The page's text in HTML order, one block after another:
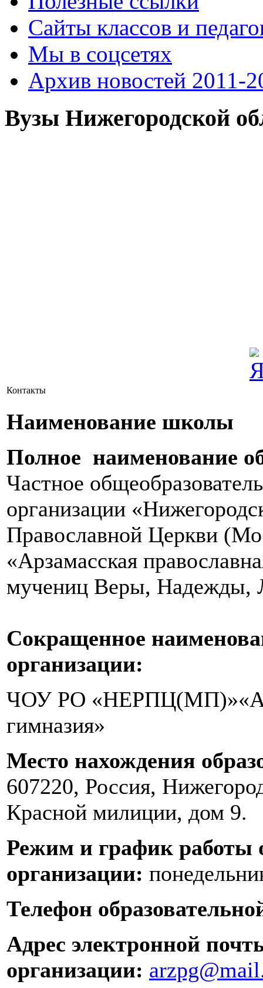
Сайты классов и
Мы в соцсетях
Архив новостей 2011-
Вузы Нижегородской
Контакты
Наименование школы
Полное наименование
Частное
организации
Православной Церкви
«Арзамасская
мучениц Веры, Надежды,
Сокращенное
организации:
ЧОУ РО
гимназия»
Место нахождения
607220, Россия,
Красной милиции, дом 9.
Режим и график работы
организации:
Телефон
Адрес электронной
организации: